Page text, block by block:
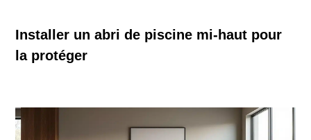
Installer un abri de piscine mi-haut pour
la protéger